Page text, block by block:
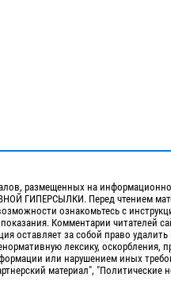
размещенных на
ГИПЕРСЫЛКИ. Перед чтением
ознакомьтесь с
Комментарии читателей
оставляет за собой право
лексику, оскорбления,
или нарушением иных
материал", "Политические